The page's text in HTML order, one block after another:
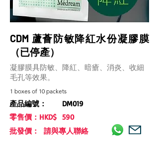
CDM 蘆薈防敏降紅水份凝膠膜
（已停產）
凝膠膜具防敏、降紅、暗瘡、消炎、收細
毛孔等效果。
1 boxes of 10 packets
產品編號：
DM019
零售價：HKD$ 590
批發價： 請與專人聯絡